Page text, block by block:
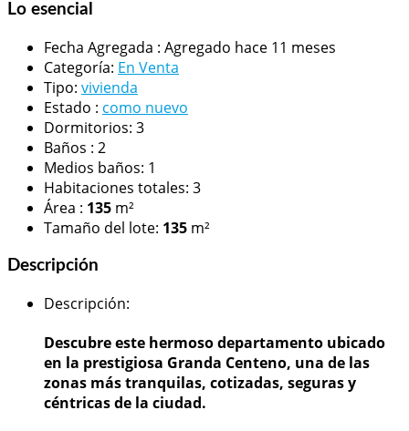
Lo esencial
Fecha Agregada : Agregado hace 11 meses
Categoría: En Venta
Tipo: vivienda
Estado : como nuevo
Dormitorios: 3
Baños : 2
Medios baños: 1
Habitaciones totales: 3
Área : 135 m²
Tamaño del lote: 135 m²
Descripción
Descripción:
Descubre este hermoso departamento ubicado
en la prestigiosa Granda Centeno, una de las
zonas más tranquilas, cotizadas, seguras y
céntricas de la ciudad.